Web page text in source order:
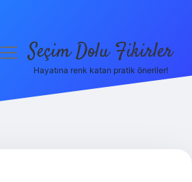
menüyüSeçim Dolu Fikirler
Hayatına renk katan pratik öneriler!